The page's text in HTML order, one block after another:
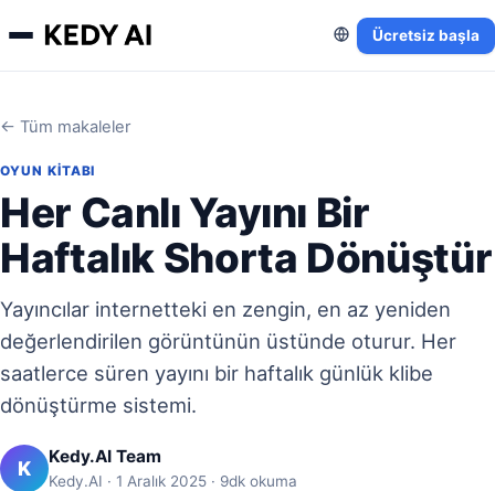
Ücretsiz başla
← Tüm makaleler
OYUN KITABI
Her Canlı Yayını Bir
Haftalık Shorta Dönüştür
Yayıncılar internetteki en zengin, en az yeniden
değerlendirilen görüntünün üstünde oturur. Her
saatlerce süren yayını bir haftalık günlük klibe
dönüştürme sistemi.
K Kedy.AI Team
Kedy.AI · 1 Aralık 2025 · 9dk okuma